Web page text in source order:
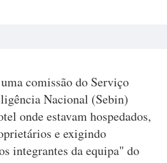
comissão do Serviço
Nacional (Sebin)
onde estavam hospedados,
e exigindo
integrantes da equipa" do